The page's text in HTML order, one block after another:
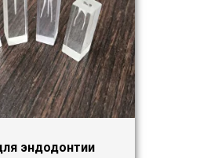
эндодонтии